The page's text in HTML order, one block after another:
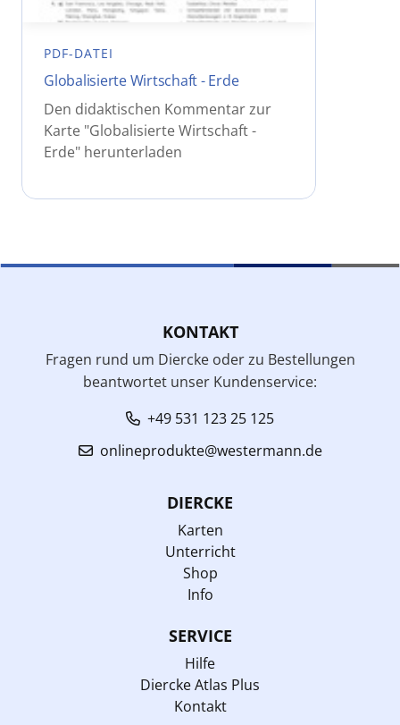
PDF-DATEI
Globalisierte Wirtschaft - Erde
Den didaktischen Kommentar zur
Karte "Globalisierte Wirtschaft -
Erde" herunterladen
KONTAKT
Fragen rund um Diercke oder zu Bestellungen
beantwortet unser Kundenservice:
+49 531 123 25 125
onlineprodukte@westermann.de
DIERCKE
Karten
Unterricht
Shop
Info
SERVICE
Hilfe
Diercke Atlas Plus
Kontakt